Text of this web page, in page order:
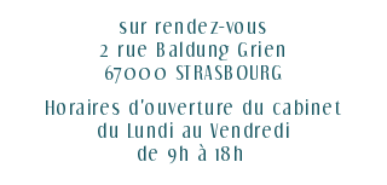
sur rendez-vous
2 rue Baldung Grien
67000 STRASBOURG
Horaires d'ouverture du cabinet
du Lundi au Vendredi
de 9h à 18h